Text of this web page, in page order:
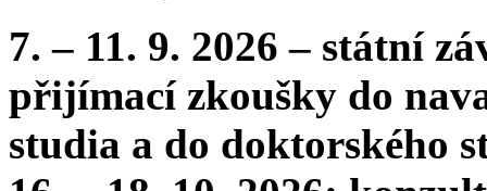
7. – 11. 9. 2026 – státní
přijímací zkoušky do
studia a do doktorského